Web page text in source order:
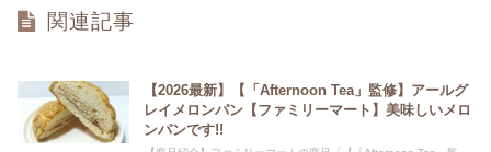
関連記事
【2026最新】【「Afternoon Tea」監修】アールグ
レイメロンパン【ファミリーマート】美味しいメロ
ンパンです!!